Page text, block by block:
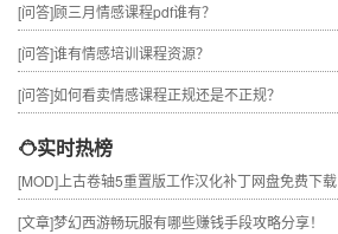
[问答]顾三月情感课程pdf谁有？
[问答]谁有情感培训课程资源？
[问答]如何看卖情感课程正规还是不正规？
实时热榜
[MOD] 上古卷轴5重置版工作汉化补丁网盘免费下载
[文章]梦幻西游畅玩服有哪些赚钱手段攻略分享！